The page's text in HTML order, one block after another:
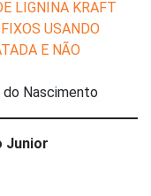
LIGNINA KRAFT
USANDO
E NÃO
do Nascimento
Junior